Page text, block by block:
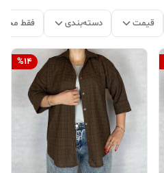
قیمت دسته‌بندی فقط
%14